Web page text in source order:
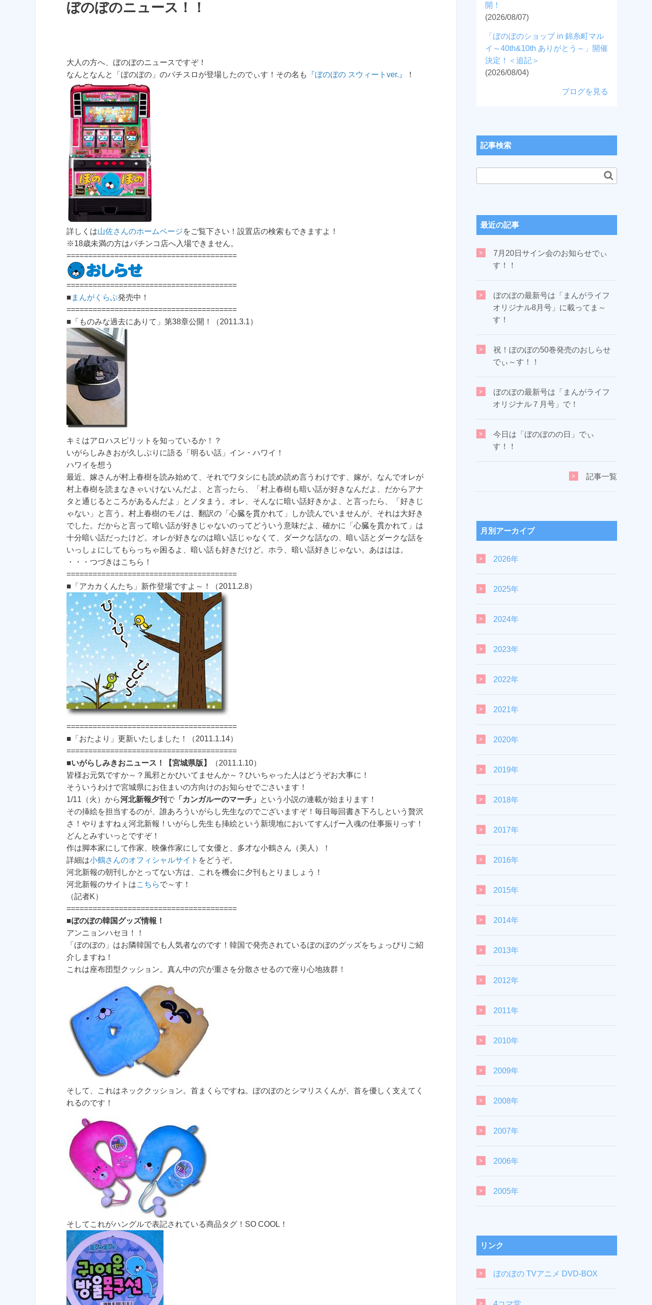
ぼのぼのニュース！！
大人の方へ、ぼのぼのニュースですぞ！
なんとなんと「ぼのぼの」のパチスロが登場したのでぃす！その名も
『ぼのぼの スウィートver.』 ！
詳しくは山佐さんのホームページをご覧下さい！設置店の検索もできますよ！
※18歳未満の方はパチンコ店へ入場できません。
=======================================
=======================================
■ まんがくらぶ発売中！
=======================================
■「ものみな過去にありて」第38章公開！（2011.3.1）
キミはアロハスピリットを知っているか！？
いがらしみきおが久しぶりに語る「明るい話」イン・ハワイ！
ハワイを想う
最近、嫁さんが村上春樹を読み始めて、それでワタシにも読め読め言うわけです、嫁が。なんでオレが
村上春樹を読まなきゃいけないんだよ、と言ったら、「村上春樹も暗い話が好きなんだよ、だからアナ
タと通じるところがあるんだよ」とノタまう。オレ、そんなに暗い話好きかよ、と言ったら、「好きじ
ゃない」と言う。村上春樹のモノは、翻訳の「心臓を貫かれて」しか読んでいませんが、それは大好き
でした。だからと言って暗い話が好きじゃないのってどういう意味だよ、確かに「心臓を貫かれて」は
十分暗い話だったけど。オレが好きなのは暗い話じゃなくて、ダークな話なの、暗い話とダークな話を
いっしょにしてもらっちゃ困るよ、暗い話も好きだけど。ホラ、暗い話好きじゃない。あははは。
・・・つづきはこちら！
=======================================
■「アカカくんたち」新作登場ですよ～！（2011.2.8）
=======================================
■「おたより」更新いたしました！（2011.1.14）
=======================================
■いがらしみきおニュース！【宮城県版】
（2011.1.10）
皆様お元気ですか～？風邪とかひいてませんか～？ひいちゃった人はどうぞお大事に！
そういうわけで宮城県にお住まいの方向けのお知らせでごさいます！
1/11（火）から河北新報夕刊 で 「カンガルーのマーチ」
という小説の連載が始まります！
その挿絵を担当するのが、誰あろういがらし先生なのでございますぞ！毎日毎回書き下ろしという贅沢
さ！やりますねぇ河北新報！いがらし先生も挿絵という新境地においてすんげー入魂の仕事振りっす！
どんとみすいっとですぞ！
作は脚本家にして作家、映像作家にして女優と、多才な小鶴さん（美人）！
詳細は小鶴さんのオフィシャルサイト をどうぞ。
河北新報の朝刊しかとってない方は、これを機会に夕刊もとりましょう！
河北新報のサイトはこちらで～す！
（記者K）
=======================================
■ぼのぼの韓国グッズ情報！
アンニョンハセヨ！！
「ぼのぼの」はお隣韓国でも人気者なのです！韓国で発売されているぼのぼのグッズをちょっぴりご紹
介しますね！
これは座布団型クッション。真ん中の穴が重さを分散させるので座り心地抜群！
そして、これはネッククッション。首まくらですね。ぼのぼのとシマリスくんが、首を優しく支えてく
れるのです！
そしてこれがハングルで表記されている商品タグ！SO COOL！
開！
(2026/08/07)
「ぼのぼのショップ in 錦糸町マル
イ～40th&10th ありがとう～」開催
決定！＜追記＞
(2026/08/04)
ブログを見る
記事検索
最近の記事
7月20日サイン会のお知らせでぃ
す！！
ぼのぼの最新号は「まんがライフ
オリジナル8月号」に載ってま～
す！
祝！ぼのぼの50巻発売のおしらせ
でぃ～す！！
ぼのぼの最新号は「まんがライフ
オリジナル７月号」で！
今日は「ぼのぼのの日」でぃ
す！！
記事一覧
月別アーカイブ
2026年
2025年
2024年
2023年
2022年
2021年
2020年
2019年
2018年
2017年
2016年
2015年
2014年
2013年
2012年
2011年
2010年
2009年
2008年
2007年
2006年
2005年
リンク
ぼのぼの TVアニメ DVD-BOX